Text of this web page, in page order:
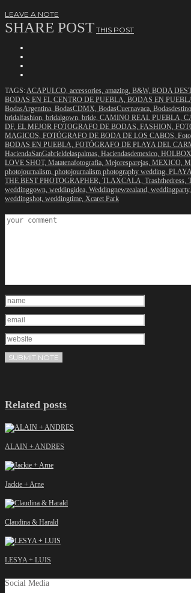
LEAVE A NOTE
SHARE POST THIS POST
TAGS:ACAPULCO, accessories, amazing, B&W, BODA
BODAS EN EL CENTRO DE PUEBLA, BODAS EN
BodasArgentina, BodasCDMX, BodasCuernavaca,
bridalfashion, bridalgown, bride, CAMINO REAL PUEBLA,
DF, EL MEJOR FOTOGRAFO DE BODAS, FASHION,
MAGICOS, FOTÓGRAFO DE BODA DE LOS CABOS,
BODAS EN PUEBLA, FOTÓGRAFO DE PLAYA DEL
HaciendaSanGabrieldelaspalmas, Haciendasdemexico,
LOVE SHOT, Matatenafotografia, Mejoresparejas, MEXICO,
photojournalism, photojournalism photography wedding,
THE BEST PHOTOGRAPHER, TLAXCALA, Trashthedress,
weddinggown, weddingidea, Weddingnewzealand, weddingparty,
weddingshot, weddingtime, Xcaret Park
Related posts
ALAIN + ANDRES
Jackie + Arne
Claudina & Harald
LESYA + LUIS
Social Media